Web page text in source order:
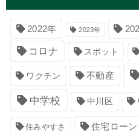
2022年 2023年
コロナ スポット
ワクチン 不動産
中学校 中川区
住みやすさ 住宅ローン